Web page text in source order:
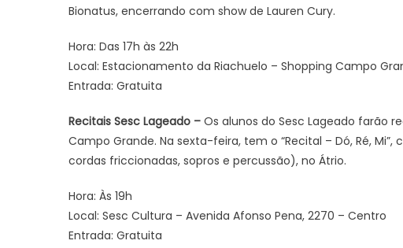
Bionatus, encerrando com show de Lauren Cury.
Hora: Das 17h às 22h
Local: Estacionamento da Riachuelo – Shopping Campo
Entrada: Gratuita
Recitais Sesc Lageado – Os alunos do Sesc Lageado farão
Campo Grande. Na sexta-feira, tem o “Recital – Dó, Ré,
cordas friccionadas, sopros e percussão), no Átrio.
Hora: Às 19h
Local: Sesc Cultura – Avenida Afonso Pena, 2270 – Centro
Entrada: Gratuita